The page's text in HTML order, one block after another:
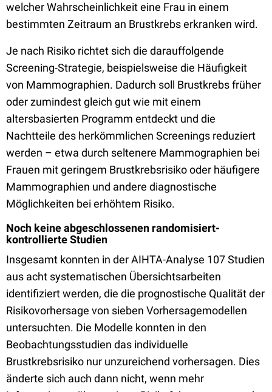
welcher Wahrscheinlichkeit eine Frau in einem
bestimmten Zeitraum an Brustkrebs erkranken wird.
Je nach Risiko richtet sich die darauffolgende
Screening-Strategie, beispielsweise die Häufigkeit
von Mammographien. Dadurch soll Brustkrebs früher
oder zumindest gleich gut wie mit einem
altersbasierten Programm entdeckt und die
Nachtteile des herkömmlichen Screenings reduziert
werden – etwa durch seltenere Mammographien bei
Frauen mit geringem Brustkrebsrisiko oder häufigere
Mammographien und andere diagnostische
Möglichkeiten bei erhöhtem Risiko.
Noch keine abgeschlossenen randomisiert-
kontrollierte Studien
Insgesamt konnten in der AIHTA-Analyse 107 Studien
aus acht systematischen Übersichtsarbeiten
identifiziert werden, die die prognostische Qualität der
Risikovorhersage von sieben Vorhersagemodellen
untersuchten. Die Modelle konnten in den
Beobachtungsstudien das individuelle
Brustkrebsrisiko nur unzureichend vorhersagen. Dies
änderte sich auch dann nicht, wenn mehr